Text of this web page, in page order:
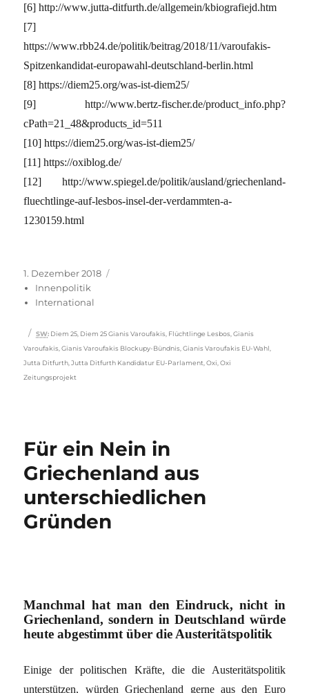
[6] http://www.jutta-ditfurth.de/allgemein/kbiografiejd.htm
[7]
https://www.rbb24.de/politik/beitrag/2018/11/varoufakis-
Spitzenkandidat-europawahl-deutschland-berlin.html
[8] https://diem25.org/was-ist-diem25/
[9] http://www.bertz-fischer.de/product_info.php?
cPath=21_48&products_id=511
[10] https://diem25.org/was-ist-diem25/
[11] https://oxiblog.de/
[12] http://www.spiegel.de/politik/ausland/griechenland-
fluechtlinge-auf-lesbos-insel-der-verdammten-a-
1230159.html
Veröffentlicht
am
1. Dezember 2018
Innenpolitik
International
Schlagwörter
SW: Diem 25 Diem 25 Gianis Varoufakis Flüchtlinge Lesbos ,Gianis
Varoufakis ,Gianis Varoufakis Blockupy-Bündnis ,Gianis Varoufakis EU-Wahl
Jutta Ditfurth ,Jutta Ditfurth Kandidatur EU-Parlament ,Oxi ,Oxi
Zeitungsprojekt
Für ein Nein in
Griechenland aus
unterschiedlichen
Gründen
Manchmal hat man den Eindruck, nicht in
Griechenland, sondern in Deutschland würde
heute abgestimmt über die Austeritätspolitik
Einige der politischen Kräfte, die die Austeritätspolitik
unterstützen, würden Griechenland gerne aus den Euro